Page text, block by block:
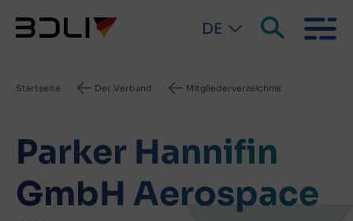
DE
Pfadnavigation
Startseite Der Verband Mitgliederverzeichnis
Parker Hannifin
GmbH Aerospace